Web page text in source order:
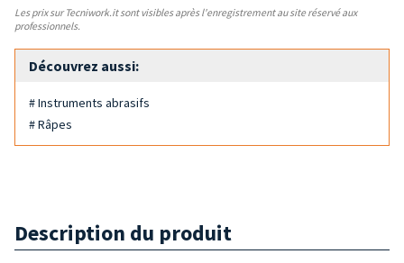
Les prix sur Tecniwork.it sont visibles après l'enregistrement au site réservé aux
professionnels.
Découvrez aussi:
# Instruments abrasifs
# Râpes
Description du produit